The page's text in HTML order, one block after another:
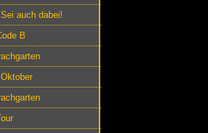
auch dabei!
B